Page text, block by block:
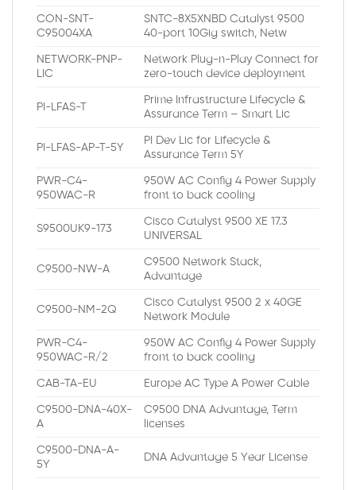
CON-SNT-
C95004XA
SNTC-8X5XNBD Catalyst 9500
40-port 10Gig switch, Netw
NETWORK-PNP-
LIC
Network Plug-n-Play Connect for
zero-touch device deployment
PI-LFAS-T
Prime Infrastructure Lifecycle &
Assurance Term – Smart Lic
PI-LFAS-AP-T-5Y
PI Dev Lic for Lifecycle &
Assurance Term 5Y
PWR-C4-
950WAC-R
950W AC Config 4 Power Supply
front to back cooling
S9500UK9-173
Cisco Catalyst 9500 XE 17.3
UNIVERSAL
C9500-NW-A
C9500 Network Stack,
Advantage
C9500-NM-2Q
Cisco Catalyst 9500 2 x 40GE
Network Module
PWR-C4-
950WAC-R/2
950W AC Config 4 Power Supply
front to back cooling
CAB-TA-EU Europe AC Type A Power Cable
C9500-DNA-40X-
A
C9500 DNA Advantage, Term
licenses
C9500-DNA-A-
5Y
DNA Advantage 5 Year License